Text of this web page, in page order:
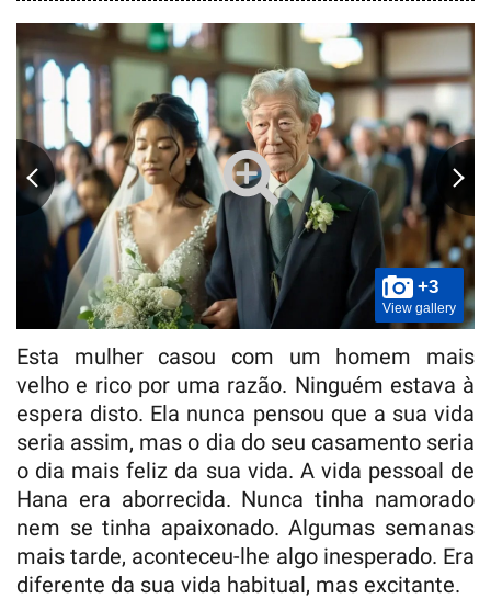
+3
View gallery
Esta mulher casou com um homem mais
velho e rico por uma razão. Ninguém estava à
espera disto. Ela nunca pensou que a sua vida
seria assim, mas o dia do seu casamento seria
o dia mais feliz da sua vida. A vida pessoal de
Hana era aborrecida. Nunca tinha namorado
nem se tinha apaixonado. Algumas semanas
mais tarde, aconteceu-lhe algo inesperado. Era
diferente da sua vida habitual, mas excitante.